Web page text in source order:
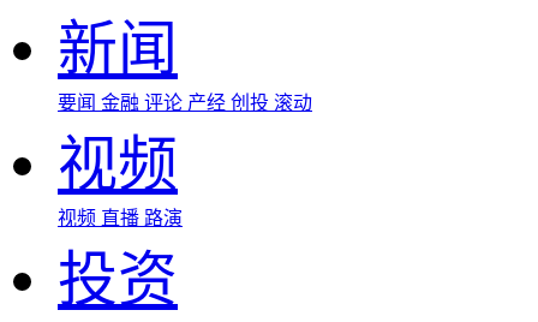
新闻
要闻 金融 评论 产经 创投 滚动
视频
视频 直播 路演
投资